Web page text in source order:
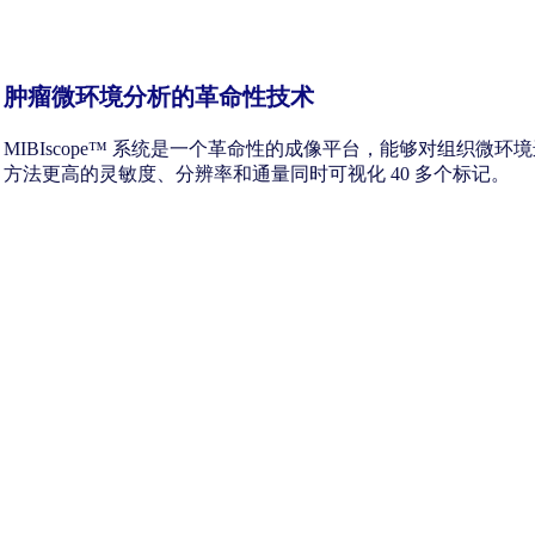
肿瘤微环境分析的革命性技术
MIBIscope™ 系统是一个革命性的成像平台，能够对组织微环
方法更高的灵敏度、分辨率和通量同时可视化 40 多个标记。